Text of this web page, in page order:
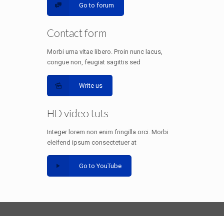
Go to forum
Contact form
Morbi urna vitae libero. Proin nunc lacus,
congue non, feugiat sagittis sed
Write us
HD video tuts
Integer lorem non enim fringilla orci. Morbi
eleifend ipsum consectetuer at
Go to YouTube